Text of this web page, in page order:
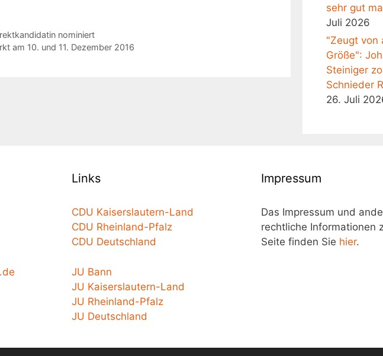
nominiert
am 10. und 11. Dezember 2016
sehr gut
Juli 2026
"Zeugt von
Größe":
Steiniger
Schnieder
26. Juli
Links
CDU Kaiserslautern-Land
CDU Rheinland-Pfalz
CDU Deutschland
JU Bann
JU Kaiserslautern-Land
JU Rheinland-Pfalz
JU Deutschland
Impressum
Das Impressum und
rechtliche Informationen
Seite finden Sie hier.